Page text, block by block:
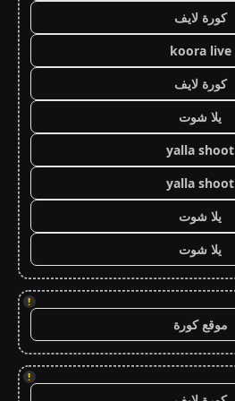
كورة لايف
koora live
كورة لايف
يلا شوت
yalla shoot
yalla shoot
يلا شوت
يلا شوت
!
موقع كورة
!